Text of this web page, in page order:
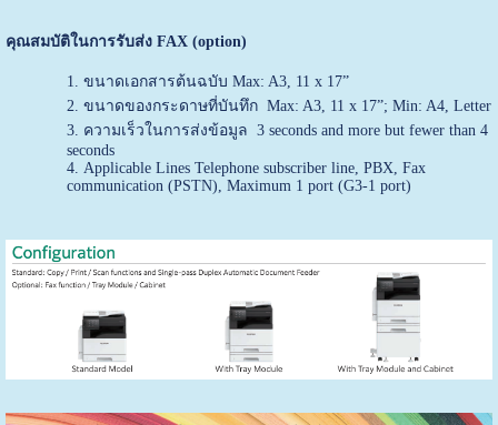
คุณสมบัติในการรับส่ง FAX (option)
ขนาดเอกสารต้นฉบับ Max: A3, 11 x 17”
ขนาดของกระดาษที่บันทึก Max: A3, 11 x 17”; Min: A4, Letter
ความเร็วในการส่งข้อมูล 3 seconds and more but fewer than 4
seconds
Applicable Lines Telephone subscriber line, PBX, Fax
communication (PSTN), Maximum 1 port (G3-1 port)